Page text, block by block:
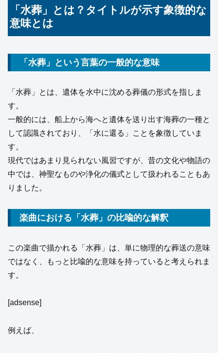
「水葬」とは？タイトルが示す象徴的な
意味とは
「水葬」という言葉の一般的な意味
「水葬」とは、遺体を水中に沈める葬儀の形式を指しま
す。
一般的には、船上から海へと遺体を送り出す海葬の一種と
して認識されており、「水に還る」ことを象徴していま
す。
現代ではあまり見られない風習ですが、昔の文化や物語の
中では、神聖なものや浄化の儀式として扱われることもあ
りました。
楽曲における「水葬」の比喩的な解釈
この楽曲で描かれる「水葬」は、単に物理的な葬送の意味
ではなく、もっと比喩的な意味を持っていると考えられま
す。
[adsense]
例えば、